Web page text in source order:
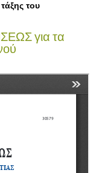
του
για τα